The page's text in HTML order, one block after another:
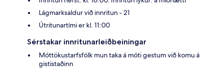
Lágmarksaldur við innritun - 21
Útritunartími er kl. 11:00
Sérstakar innritunarleiðbeiningar
Móttökustarfsfólk mun taka á móti gestum við komu á
gististaðinn